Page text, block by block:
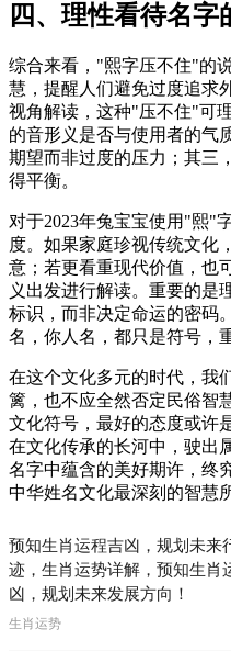
四、理性看待名字
综合来看，"熙字压不住"的
慧，提醒人们避免过度追求
视角解读，这种"压不住"可
的音形义是否与使用者的气
期望而非过度的压力；其三
得平衡。
对于2023年兔宝宝使用"熙"
度。如果家庭珍视传统文化
意；若更看重现代价值，也
义出发进行解读。重要的是
标识，而非决定命运的密码
名，你人名，都只是符号，
在这个文化多元的时代，我
篱，也不应全然否定民俗智
文化符号，最好的态度或许
在文化传承的长河中，驶出
名字中蕴含的美好期许，终
中华姓名文化最深刻的智慧
预知生肖运程吉凶，规划未来
迹，生肖运势详解，预知生肖
凶，规划未来发展方向！
生肖运势